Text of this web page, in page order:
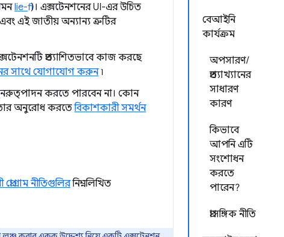
বেআইনি
কার্যক্রম
অপসারণ/
প্রত্যাখ্যানের
সাধারণ
কারণ
কিভাবে
আপনি এটি
সংশোধন
করতে
পারেন?
প্রাসঙ্গিক নীতি
lie-fi)। এক্সটেনশনের UI-এর উচিত
এই জাতীয় অন্যান্য ত্রুটির
প্রত্যাশিতভাবে কাজ করছে
সাথে যোগাযোগ করুন৷
করতে পারবেন না। কোন
অনুরোধ করতেবিকাশকারী সমর্থন
নীতিগুলিরনিম্নলিখিত